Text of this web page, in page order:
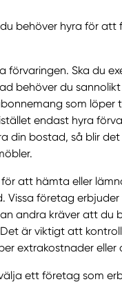
behöver hyra för att
förvaringen. Ska du
behöver du
som löper
endast hyra
din bostad, så blir
att hämta eller
företag erbjuder
andra kräver att du
är viktigt att
extrakostnader eller
ett företag som